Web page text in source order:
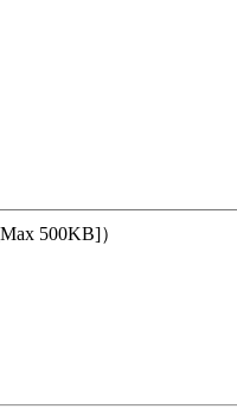
500KB]）